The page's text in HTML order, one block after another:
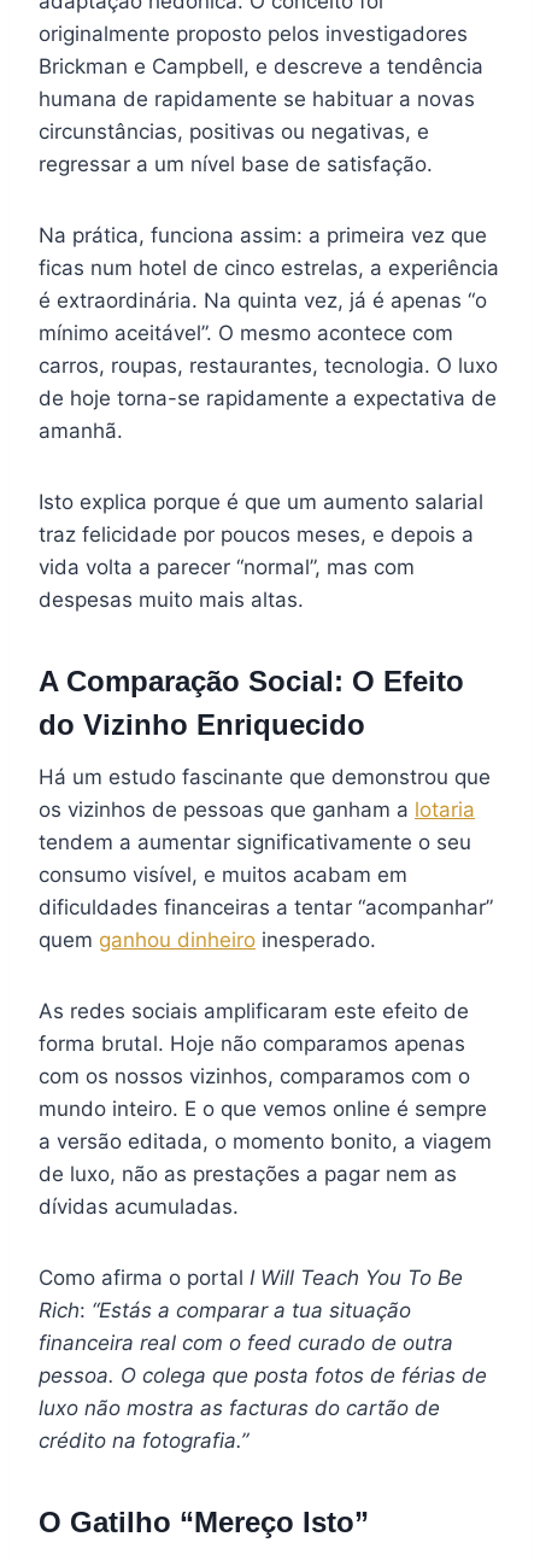
originalmente proposto pelos investigadores
Brickman e Campbell, e descreve a tendência
humana de rapidamente se habituar a novas
circunstâncias, positivas ou negativas, e
regressar a um nível base de satisfação.
Na prática, funciona assim: a primeira vez que
ficas num hotel de cinco estrelas, a experiência
é extraordinária. Na quinta vez, já é apenas “o
mínimo aceitável”. O mesmo acontece com
carros, roupas, restaurantes, tecnologia. O luxo
de hoje torna-se rapidamente a expectativa de
amanhã.
Isto explica porque é que um aumento salarial
traz felicidade por poucos meses, e depois a
vida volta a parecer “normal”, mas com
despesas muito mais altas.
A Comparação Social: O Efeito
do Vizinho Enriquecido
Há um estudo fascinante que demonstrou que
os vizinhos de pessoas que ganham a lotaria
tendem a aumentar significativamente o seu
consumo visível, e muitos acabam em
dificuldades financeiras a tentar “acompanhar”
quem ganhou dinheiro inesperado.
As redes sociais amplificaram este efeito de
forma brutal. Hoje não comparamos apenas
com os nossos vizinhos, comparamos com o
mundo inteiro. E o que vemos online é sempre
a versão editada, o momento bonito, a viagem
de luxo, não as prestações a pagar nem as
dívidas acumuladas.
Como afirma o portal I Will Teach You To Be
Rich: “Estás a comparar a tua situação
financeira real com o feed curado de outra
pessoa. O colega que posta fotos de férias de
luxo não mostra as facturas do cartão de
crédito na fotografia.”
O Gatilho “Mereço Isto”